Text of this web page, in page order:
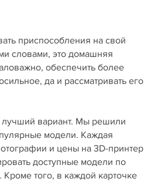
приспособления на свой
словами, это домашняя
обеспечить более
да и рассматривать его
лучший вариант. Мы решили
модели. Каждая
и цены на 3D-принтер
доступные модели по
того, в каждой карточке